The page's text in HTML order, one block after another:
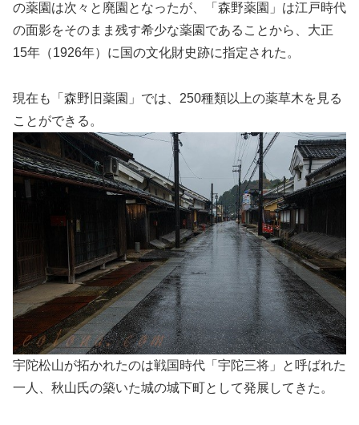
の薬園は次々と廃園となったが、「森野薬園」は江戸時代
の面影をそのまま残す希少な薬園であることから、大正
15年（1926年）に国の文化財史跡に指定された。
現在も「森野旧薬園」では、250種類以上の薬草木を見る
ことができる。
宇陀松山が拓かれたのは戦国時代「宇陀三将」と呼ばれた
一人、秋山氏の築いた城の城下町として発展してきた。